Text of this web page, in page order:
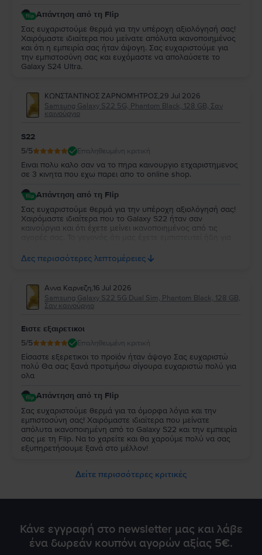
Απάντηση από τη Flip
Σας ευχαριστούμε θερμά για την υπέροχη αξιολόγησή σας!
Χαιρόμαστε ιδιαίτερα που μείνατε απόλυτα ικανοποιημένος
και ότι η εμπειρία σας ήταν άψογη. Σας ευχαριστούμε για
την εμπιστοσύνη σας και ευχόμαστε να απολαύσετε το
Galaxy S24 Ultra.
ΚΩΝΣΤΑΝΤΙΝΟΣ ΖΑΡΝΟΜΉΤΡΟΣ,29 Jul 2026
Samsung Galaxy S22 5G, Phantom Black, 128 GB, Σαν
καινούργιο
S22
5/5 Επαληθευμένη κριτική
Ειναι πολυ καλο σαν να το πηρα καινουργιο ετχαριστημενος
σε 3 κινητα που εχω παρει απο το online shop.
Απάντηση από τη Flip
Σας ευχαριστούμε θερμά για την υπέροχη αξιολόγησή σας!
Χαιρόμαστε ιδιαίτερα που το Galaxy S22 ήταν σαν
καινούργια και ότι έχετε μείνει ικανοποιημένος από τις
ειλικρινά για τη στήριξή σας. Σας ευχόμαστε να απολαύσετε
τη νέα σας συσκευή και θα χαρούμε να σας
Δες περισσότερες λεπτομέρειες
Αννα Καρνεζη,16 Jul 2026
Samsung Galaxy S22 5G Dual Sim, Phantom Black, 128 GB,
Σαν καινούργιο
Ειστε εξαιρετικοι
5/5 Επαληθευμένη κριτική
Είσαστε εξερετικοι το προϊόν ήταν άψογο Σας ευχαριστώ
πολύ Θα σας ξανά προτιμήσω σίγουρα ευχαριστώ πολύ για
ολα
Απάντηση από τη Flip
Σας ευχαριστούμε θερμά για τα όμορφα λόγια και την
εμπιστοσύνη σας! Χαιρόμαστε ιδιαίτερα που μείνατε
απόλυτα ικανοποιημένη από τo Galaxy S22 και την εμπειρία
σας με τη Flip. Να to χαρείτε και θα χαρούμε πολύ να σας
εξυπηρετήσουμε ξανά στο μέλλον!
Δείτε περισσότερες κριτικές
Κάνε εγγραφή στο newsletter μας και λάβε
ένα δωρεάν κουπόνι αγορών αξίας 5€.